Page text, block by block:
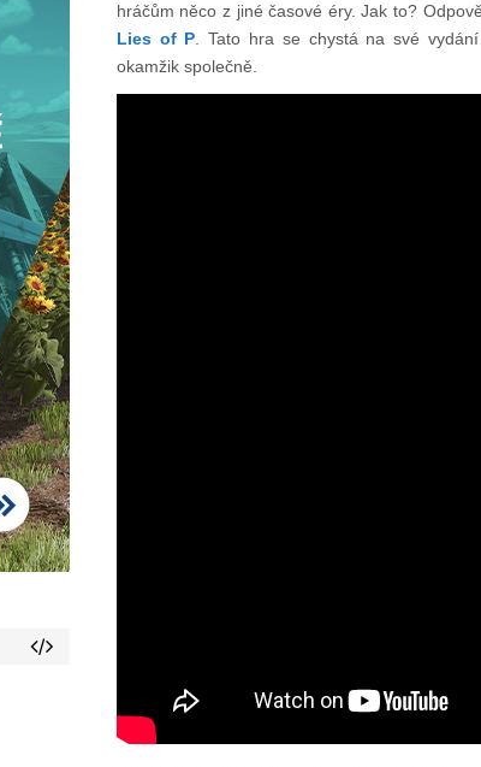
hráčům něco z jiné časové éry. Jak to?
Lies of P. Tato hra se chystá na své
okamžik společně.